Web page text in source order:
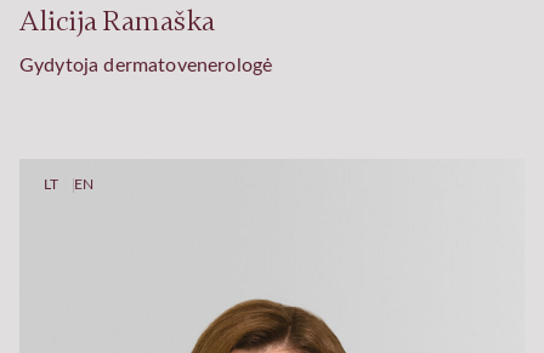
Alicija Ramaška
Gydytoja dermatovenerologė
LT EN